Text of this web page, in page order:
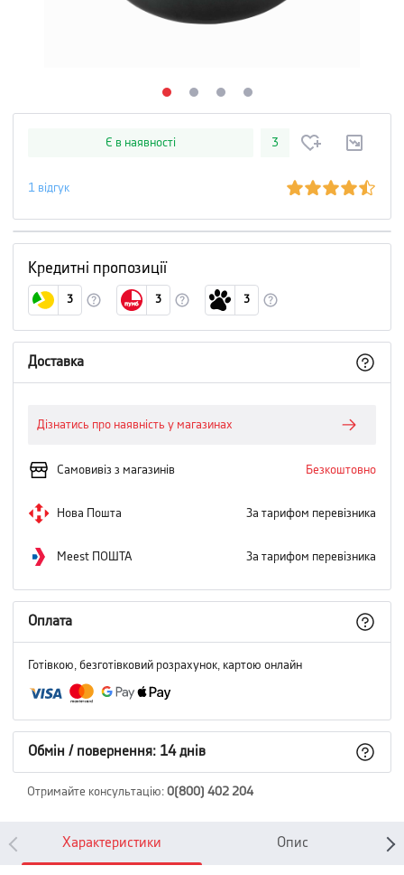
Є в наявності 3
1 відгук
Кредитні пропозиції
3 3 3
Доставка
Дізнатись про наявність у магазинах
Самовивіз з магазинів Безкоштовно
Нова Пошта За тарифом перевізника
Meest ПОШТА За тарифом перевізника
Оплата
Готівкою, безготівковий розрахунок, картою онлайн
Обмін / повернення: 14 днів
Отримайте консультацію: 0(800) 402 204
Характеристики Опис